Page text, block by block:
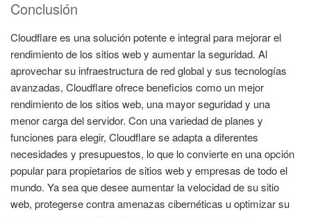
Conclusión
Cloudflare es una solución potente e integral para mejorar el
rendimiento de los sitios web y aumentar la seguridad. Al
aprovechar su infraestructura de red global y sus tecnologías
avanzadas, Cloudflare ofrece beneficios como un mejor
rendimiento de los sitios web, una mayor seguridad y una
menor carga del servidor. Con una variedad de planes y
funciones para elegir, Cloudflare se adapta a diferentes
necesidades y presupuestos, lo que lo convierte en una opción
popular para propietarios de sitios web y empresas de todo el
mundo. Ya sea que desee aumentar la velocidad de su sitio
web, protegerse contra amenazas cibernéticas u optimizar su